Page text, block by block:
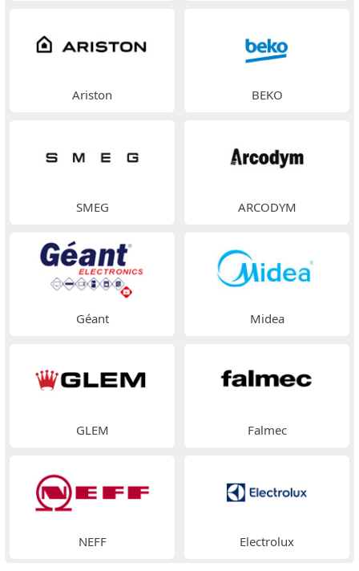
Ariston BEKO
SMEG ARCODYM
Géant Midea
GLEM Falmec
NEFF Electrolux